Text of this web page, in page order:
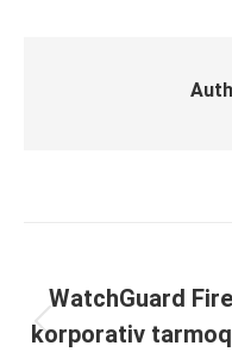
navigation
WatchGuard
korporativ